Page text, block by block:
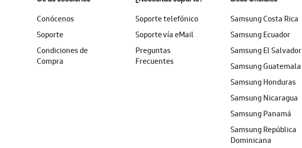
Conócenos
Soporte
Condiciones de
Compra
Soporte telefónico
Soporte vía eMail
Preguntas
Frecuentes
Samsung Costa Rica
Samsung Ecuador
Samsung El Salvador
Samsung Guatemala
Samsung Honduras
Samsung Nicaragua
Samsung Panamá
Samsung República
Dominicana